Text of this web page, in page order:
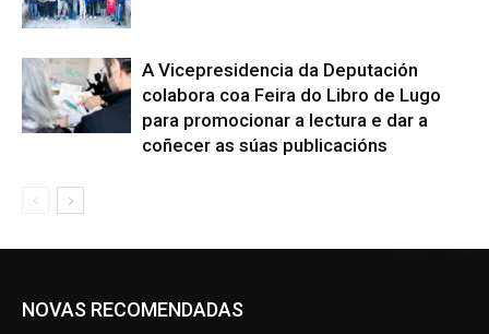
A Vicepresidencia da Deputación
colabora coa Feira do Libro de Lugo
para promocionar a lectura e dar a
coñecer as súas publicacións
NOVAS RECOMENDADAS